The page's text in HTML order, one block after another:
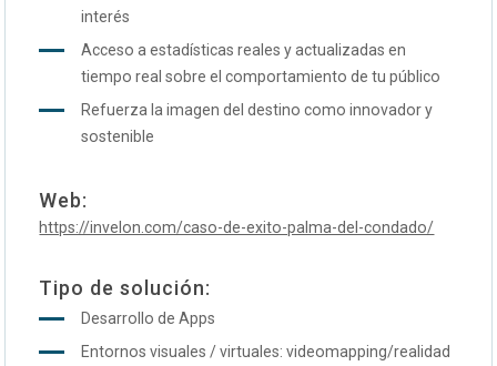
interés
Acceso a estadísticas reales y actualizadas en
tiempo real sobre el comportamiento de tu público
Refuerza la imagen del destino como innovador y
sostenible
Web:
https://invelon.com/caso-de-exito-palma-del-condado/
Tipo de solución:
Desarrollo de Apps
Entornos visuales / virtuales: videomapping/realidad